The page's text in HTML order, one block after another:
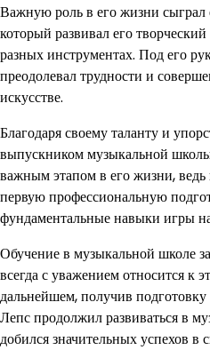
Важную роль в его жизни
который развивал его
разных инструментах. Под его
преодолевал трудности и
искусстве.
Благодаря своему таланту и
выпускником музыкальной
важным этапом в его жизни,
первую профессиональную
фундаментальные навыки игры
Обучение в музыкальной школе
всегда с уважением относится к
дальнейшем, получив
Лепс продолжил развиваться в
добился значительных успехов в